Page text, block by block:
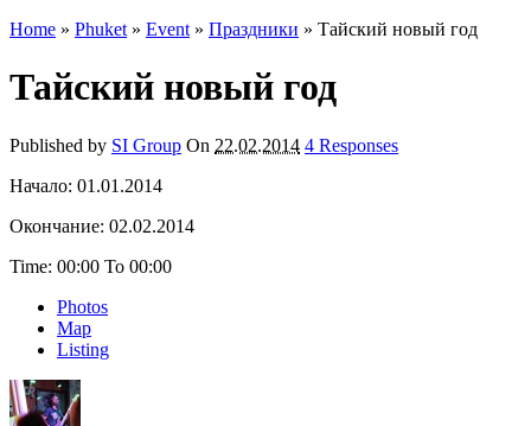
Home » Phuket » Event » Праздники » Тайский новый год
Тайский новый год
Published by SI Group On 22.02.2014 4 Responses
Начало: 01.01.2014
Окончание: 02.02.2014
Time: 00:00 To 00:00
Photos
Map
Listing